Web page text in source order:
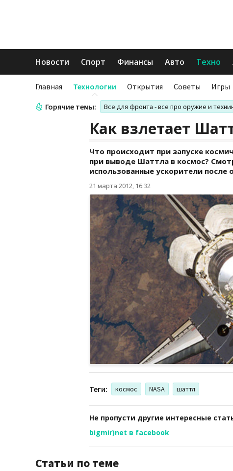
Новости Спорт Финансы Авто Техно
Главная Технологии Открытия Советы Игры
Горячие темы: Все для фронта - все про оружие и
Как взлетает
Что происходит при запуске
при выводе Шаттла в космос?
использованные ускорители после
21 марта 2012, 16:32
Теги: космос NASA шаттл
Не пропусти другие интересные
bigmir)net в facebook
Статьи по теме